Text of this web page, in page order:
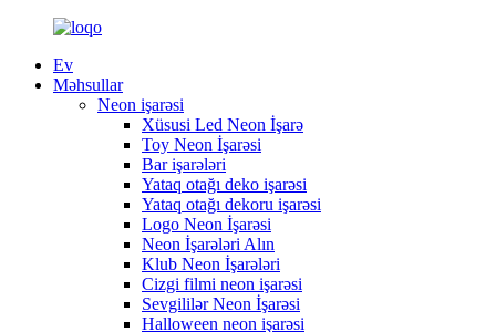
Ev
Məhsullar
Neon işarəsi
Xüsusi Led Neon İşarə
Toy Neon İşarəsi
Bar işarələri
Yataq otağı deko işarəsi
Yataq otağı dekoru işarəsi
Logo Neon İşarəsi
Neon İşarələri Alın
Klub Neon İşarələri
Cizgi filmi neon işarəsi
Sevgililər Neon İşarəsi
Halloween neon işarəsi